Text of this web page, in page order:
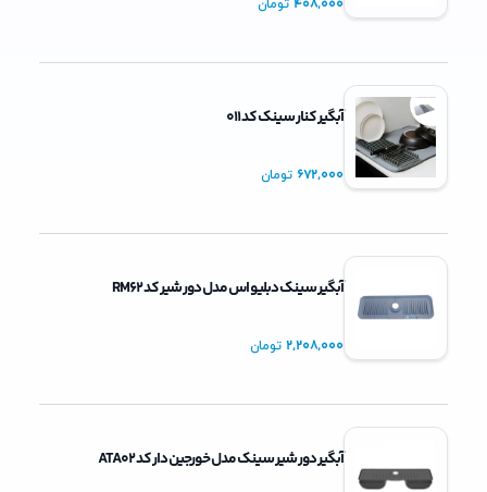
408,000 تومان
آبگیر کنار سینک کد 011
672,000 تومان
آبگیر سینک دبلیو اس مدل دور شیر کد RM62
2,208,000تومان
آبگیر دور شیر سینک مدل خورجین دار کد ATA02